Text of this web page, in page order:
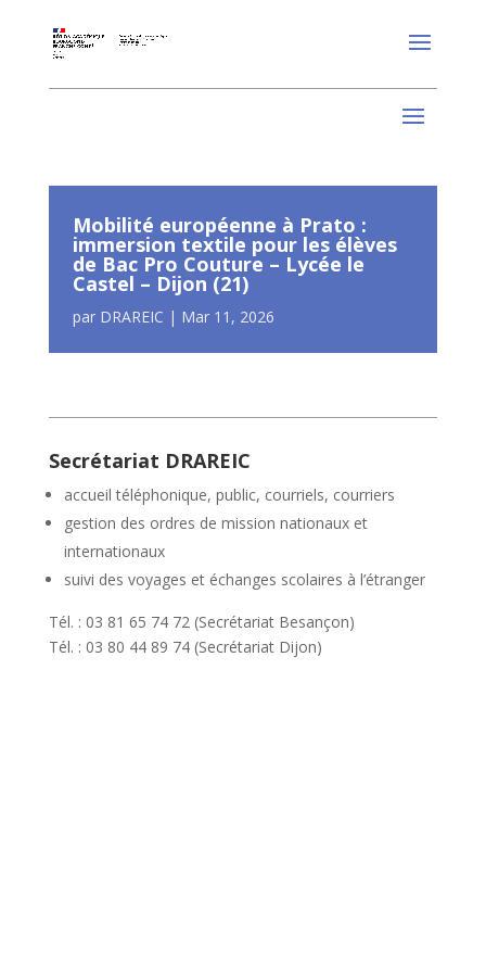
Mobilité européenne à Prato :
immersion textile pour les élèves
de Bac Pro Couture – Lycée le
Castel – Dijon (21)
par DRAREIC | Mar 11, 2026
Secrétariat DRAREIC
accueil téléphonique, public, courriels, courriers
gestion des ordres de mission nationaux et
internationaux
suivi des voyages et échanges scolaires à l’étranger
Tél. : 03 81 65 74 72 (Secrétariat Besançon)
Tél. : 03 80 44 89 74 (Secrétariat Dijon)